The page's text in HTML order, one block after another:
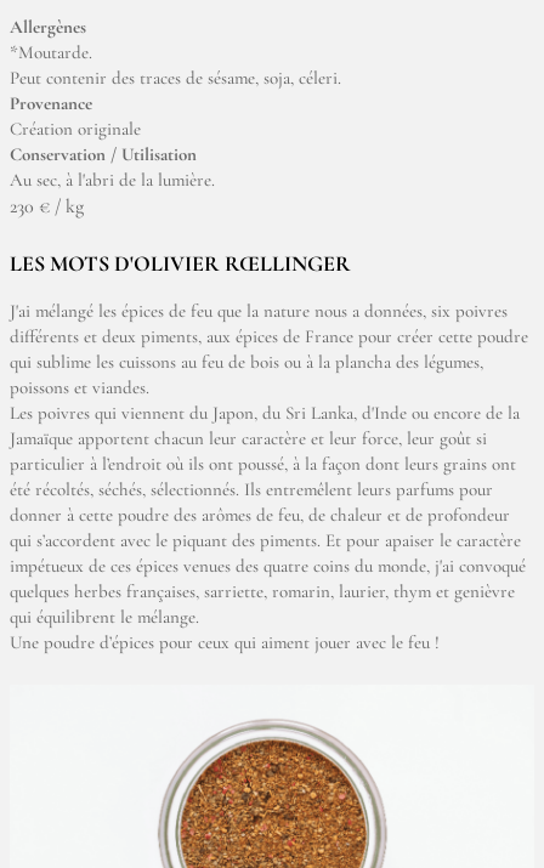
Allergènes
*Moutarde.
Peut contenir des traces de sésame, soja, céleri.
Provenance
Création originale
Conservation / Utilisation
Au sec, à l'abri de la lumière.
230 € / kg
LES MOTS D'OLIVIER RŒLLINGER
J'ai mélangé les épices de feu que la nature nous a données, six poivres
différents et deux piments, aux épices de France pour créer cette poudre
qui sublime les cuissons au feu de bois ou à la plancha des légumes,
poissons et viandes.
Les poivres qui viennent du Japon, du Sri Lanka, d'Inde ou encore de la
Jamaïque apportent chacun leur caractère et leur force, leur goût si
particulier à l’endroit où ils ont poussé, à la façon dont leurs grains ont
été récoltés, séchés, sélectionnés. Ils entremêlent leurs parfums pour
donner à cette poudre des arômes de feu, de chaleur et de profondeur
qui s’accordent avec le piquant des piments. Et pour apaiser le caractère
impétueux de ces épices venues des quatre coins du monde, j'ai convoqué
quelques herbes françaises, sarriette, romarin, laurier, thym et genièvre
qui équilibrent le mélange.
Une poudre d’épices pour ceux qui aiment jouer avec le feu !